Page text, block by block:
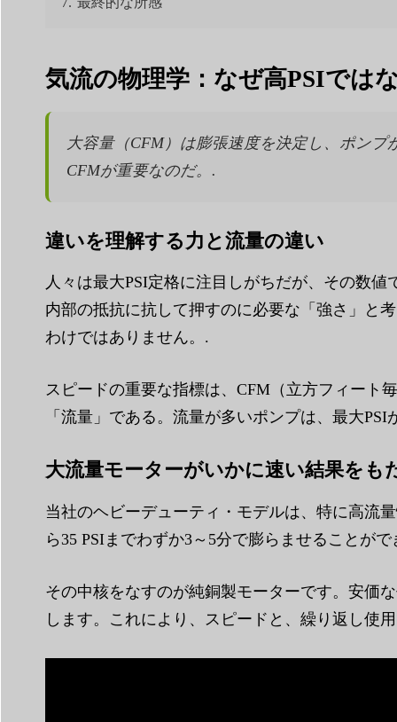
気流の物理学：なぜ高PSIでは
大容量（CFM）は膨張速度を決定し、ポン
CFMが重要なのだ。.
違いを理解する力と流量の違い
人々は最大PSI定格に注目しがちだが、その数値
内部の抵抗に抗して押すのに必要な「強さ」と
わけではありません。.
スピードの重要な指標は、CFM（立方フィート
「流量」である。流量が多いポンプは、最大
大流量モーターがいかに速い結果をも
当社のヘビーデューティ・モデルは、特に高流
ら35 PSIまでわずか3～5分で膨らませることが
その中核をなすのが純銅製モーターです。安価
します。これにより、スピードと、繰り返し使